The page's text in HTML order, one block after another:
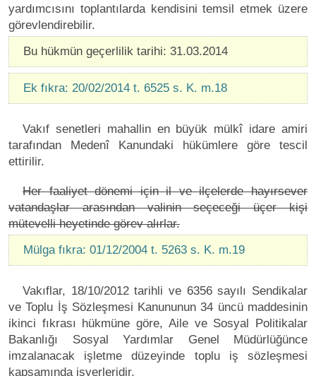
yardımcısını toplantılarda kendisini temsil etmek üzere
görevlendirebilir.
Bu hükmün geçerlilik tarihi: 31.03.2014
Ek fıkra: 20/02/2014 t. 6525 s. K. m.18
Vakıf senetleri mahallin en büyük mülkî idare amiri
tarafından Medenî Kanundaki hükümlere göre tescil
ettirilir.
Her faaliyet dönemi için il ve ilçelerde hayırsever
vatandaşlar arasından valinin seçeceği üçer kişi
mütevelli heyetinde görev alırlar.
Mülga fıkra: 01/12/2004 t. 5263 s. K. m.19
Vakıflar, 18/10/2012 tarihli ve 6356 sayılı Sendikalar
ve Toplu İş Sözleşmesi Kanununun 34 üncü maddesinin
ikinci fıkrası hükmüne göre, Aile ve Sosyal Politikalar
Bakanlığı Sosyal Yardımlar Genel Müdürlüğünce
imzalanacak işletme düzeyinde toplu iş sözleşmesi
kapsamında işyerleridir.